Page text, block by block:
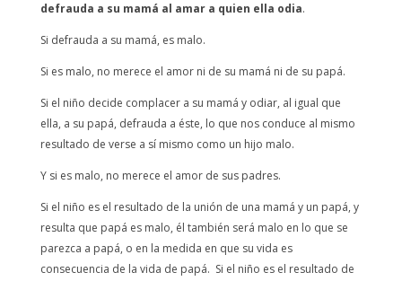
defrauda a su mamá al amar a quien ella odia.
Si defrauda a su mamá, es malo.
Si es malo, no merece el amor ni de su mamá ni de su papá.
Si el niño decide complacer a su mamá y odiar, al igual que
ella, a su papá, defrauda a éste, lo que nos conduce al mismo
resultado de verse a sí mismo como un hijo malo.
Y si es malo, no merece el amor de sus padres.
Si el niño es el resultado de la unión de una mamá y un papá, y
resulta que papá es malo, él también será malo en lo que se
parezca a papá, o en la medida en que su vida es
consecuencia de la vida de papá. Si el niño es el resultado de